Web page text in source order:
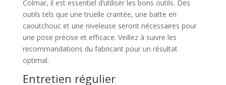
Colmar, il est essentiel d’utiliser les bons outils. Des
outils tels que une truelle crantée, une batte en
caoutchouc et une niveleuse seront nécessaires pour
une pose précise et efficace. Veillez à suivre les
recommandations du fabricant pour un résultat
optimal.
Entretien régulier